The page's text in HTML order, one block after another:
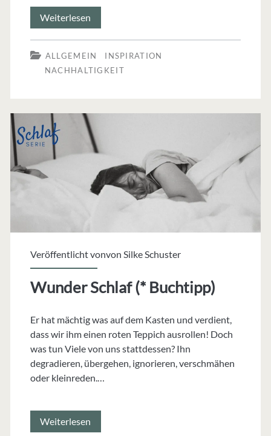
Weiterlesen
selbst
machen:
Wiesbaden
ALLGEMEIN
INSPIRATION
NACHHALTIGKEIT
Veröffentlicht vonvon Silke Schuster
Wunder Schlaf (* Buchtipp)
Er hat mächtig was auf dem Kasten und verdient,
dass wir ihm einen roten Teppich ausrollen! Doch
was tun Viele von uns stattdessen? Ihn
degradieren, übergehen, ignorieren, verschmähen
oder kleinreden.…
Weiterlesen